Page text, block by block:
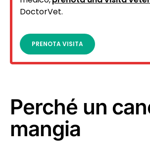
DoctorVet.
PRENOTA VISITA
Perché un
mangia